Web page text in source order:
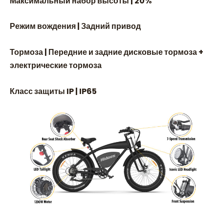
Режим вождения | Задний привод
Тормоза | Передние и задние дисковые тормоза +
электрические тормоза
Класс защиты IP | IP65